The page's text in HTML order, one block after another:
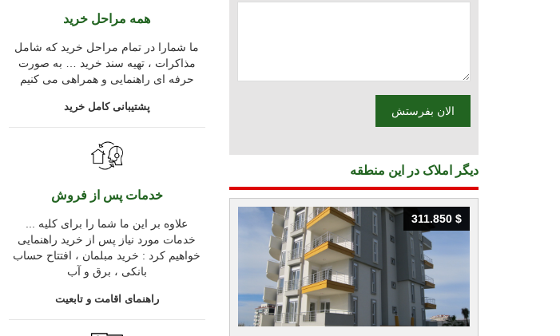
همه مراحل خرید
ما شمارا در تمام مراحل خرید که شامل
مذاکرات ، تهیه سند خرید … به صورت
حرفه ای راهنمایی و همراهی می کنیم
پشتیبانی کامل خرید
خدمات پس از فروش
خدمات مورد نیاز پس از خرید راهنمایی
خواهیم کرد : خرید مبلمان ، افتتاح حساب
بانکی ، برق و آب
راهنمای اقامت و تابعیت
دیگر املاک در این منطقه
311.850 $
311.850 $